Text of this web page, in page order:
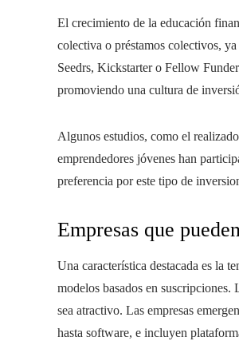
El crecimiento de la educación
colectiva o préstamos colectivos,
Seedrs, Kickstarter o Fellow
promoviendo una cultura de
Algunos estudios, como el
emprendedores jóvenes han
preferencia por este tipo de
Empresas que
Una característica destacada es la
modelos basados en suscripciones.
sea atractivo. Las empresas
hasta software, e incluyen